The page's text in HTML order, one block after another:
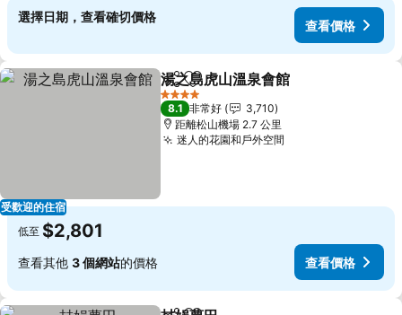
選擇日期，查看確切價格
查看價格
受歡迎的住宿
分享 加入我的最愛
湯之島虎山溫泉會館
4 星級
8.1 非常好
3,710
距離松山機場 2.7 公里
迷人的花園和戶外空間
低至 $2,801
查看其他 3 個網站的價格 查看價格